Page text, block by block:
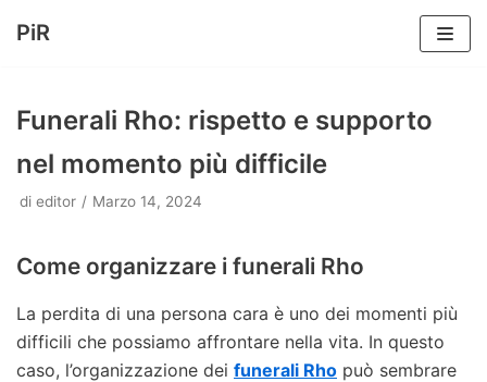
contenuto
PiR
Funerali Rho: rispetto e supporto
nel momento più difficile
di editor Marzo 14, 2024
Come organizzare i funerali Rho
La perdita di una persona cara è uno dei momenti più
difficili che possiamo affrontare nella vita. In questo
caso, l’organizzazione dei funerali Rho può sembrare